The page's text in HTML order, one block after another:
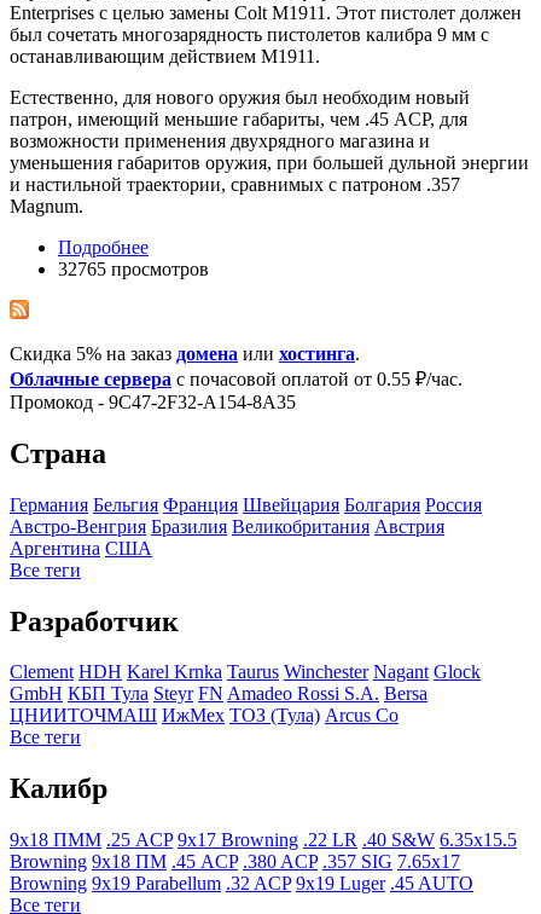
Enterprises с целью замены Colt M1911. Этот пистолет должен
был сочетать многозарядность пистолетов калибра 9 мм с
останавливающим действием М1911.
Естественно, для нового оружия был необходим новый
патрон, имеющий меньшие габариты, чем .45 ACP, для
возможности применения двухрядного магазина и
уменьшения габаритов оружия, при большей дульной энергии
и настильной траектории, сравнимых с патроном .357
Magnum.
Подробнее
32765 просмотров
Скидка 5% на заказ домена или хостинга.
Облачные сервера с почасовой оплатой от 0.55 ₽/час.
Промокод - 9C47-2F32-A154-8A35
Страна
Германия Бельгия Франция Швейцария Болгария Росcия
Австро-Венгрия Бразилия Великобритания Австрия
Аргентина США
Все теги
Разработчик
Clement HDH Karel Krnka Taurus Winchester Nagant Glock
GmbH КБП Тула Steyr FN Amadeo Rossi S.A. Bersa
ЦНИИТОЧМАШ ИжМех ТОЗ (Тула) Arcus Co
Все теги
Калибр
9x18 ПММ .25 ACP 9x17 Browning .22 LR .40 S&W 6.35x15.5
Browning 9x18 ПМ .45 ACP .380 ACP .357 SIG 7.65x17
Browning 9x19 Parabellum .32 ACP 9x19 Luger .45 AUTO
Все теги